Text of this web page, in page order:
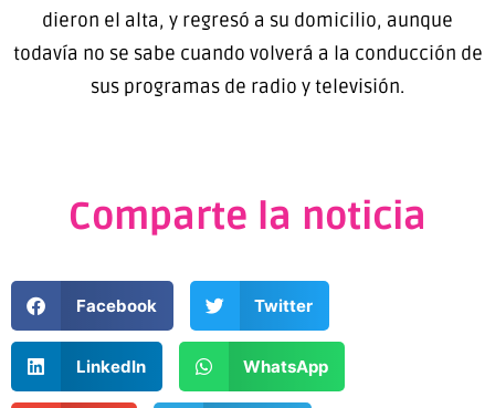
dieron el alta, y regresó a su domicilio, aunque
todavía no se sabe cuando volverá a la conducción de
sus programas de radio y televisión.
Comparte la noticia
Facebook Twitter
LinkedIn WhatsApp